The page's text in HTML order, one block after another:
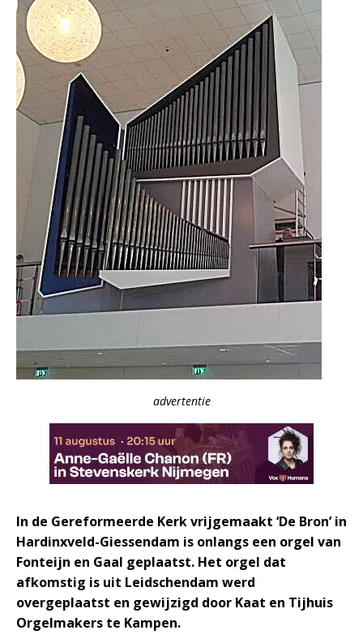
advertentie
In de Gereformeerde Kerk vrijgemaakt ‘De Bron’ in
Hardinxveld-Giessendam is onlangs een orgel van
Fonteijn en Gaal geplaatst. Het orgel dat
afkomstig is uit Leidschendam werd
overgeplaatst en gewijzigd door Kaat en Tijhuis
Orgelmakers te Kampen.